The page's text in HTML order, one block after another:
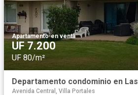
Apartamento·en venta
UF 7.200
UF 80/m²
Avenida Central, Villa Portales